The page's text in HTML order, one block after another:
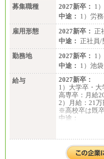
募集職種
2027新卒： 1
中途： 1）労
雇用形態
2027新卒： 正
中途： 正社員/
勤務地
2027新卒： 1
中途： 1）池
給与
2027新卒：
1）大学卒・大
高専卒：月給
2）月給：21万
※高校卒は既
中途：
1）月給：21